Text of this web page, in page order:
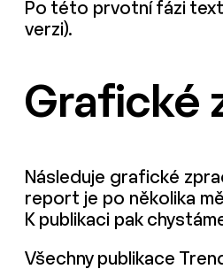
Po této prvotní fázi
verzi).
Grafické
Následuje grafické
report je po několika
K publikaci pak
Všechny publikace